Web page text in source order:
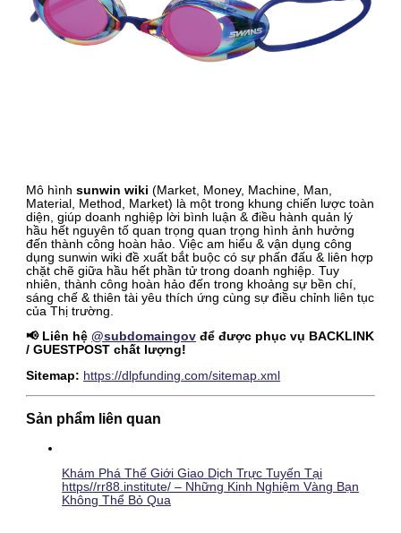
Mô hìnhsunwin wiki (Market, Money, Machine, Man,
Material, Method, Market) là một trong khung chiến lược toàn
diện, giúp doanh nghiệp lời bình luận & điều hành quản lý
hầu hết nguyên tố quan trọng quan trọng hình ảnh hưởng
đến thành công hoàn hảo. Việc am hiểu & vận dụng công
dụng sunwin wiki đề xuất bắt buộc có sự phấn đấu & liên hợp
chặt chẽ giữa hầu hết phần tử trong doanh nghiệp. Tuy
nhiên, thành công hoàn hảo đến trong khoảng sự bền chí,
sáng chế & thiên tài yêu thích ứng cùng sự điều chỉnh liên tục
của Thị trường.
📢 Liên hệ@subdomaingov để được phục vụ BACKLINK
/ GUESTPOST chất lượng!
Sitemap: https://dlpfunding.com/sitemap.xml
Sản phẩm liên quan
Khám Phá Thế Giới Giao Dịch Trực Tuyến Tại
https//rr88.institute/ – Những Kinh Nghiệm Vàng Bạn
Không Thể Bỏ Qua